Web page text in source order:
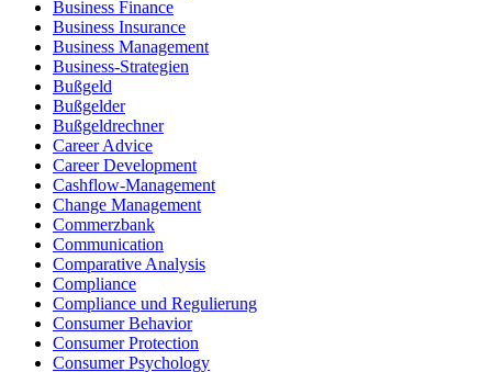
Business Finance
Business Insurance
Business Management
Business-Strategien
Bußgeld
Bußgelder
Bußgeldrechner
Career Advice
Career Development
Cashflow-Management
Change Management
Commerzbank
Communication
Comparative Analysis
Compliance
Compliance und Regulierung
Consumer Behavior
Consumer Protection
Consumer Psychology